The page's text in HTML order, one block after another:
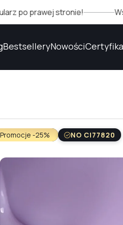
stronie! Wszystkie
BestselleryNowości
Promocje -25% NO CI77820